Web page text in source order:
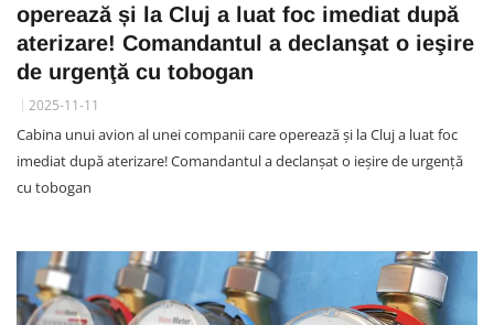
operează și la Cluj a luat foc imediat după
aterizare! Comandantul a declanşat o ieşire
de urgenţă cu tobogan
2025-11-11
Cabina unui avion al unei companii care operează și la Cluj a luat foc
imediat după aterizare! Comandantul a declanşat o ieşire de urgenţă
cu tobogan